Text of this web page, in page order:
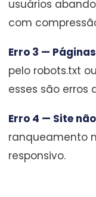
usuários
com
Erro 3 —
pelo robots.txt
esses são
Erro 4 — Site
ranqueamento
responsivo.